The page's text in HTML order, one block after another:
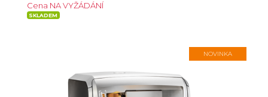
Cena NA VYŽÁDÁNÍ
SKLADEM
NOVINKA